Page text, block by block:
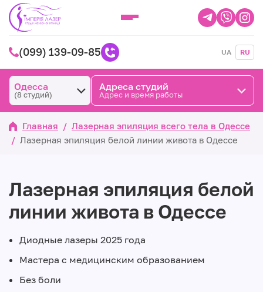
(099) 139-09-85 UA RU
Одесса
(8 студий)
Адреса студий
Адрес и время работы
Главная / Лазерная эпиляция всего тела в Одессе
/ Лазерная эпиляция белой линии живота в Одессе
Лазерная эпиляция белой
линии живота в Одессе
Диодные лазеры 2025 года
Мастера с медицинским образованием
Без боли